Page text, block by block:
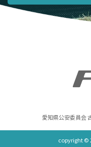
愛知県公安委員会
copyright ©